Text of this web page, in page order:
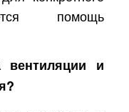
помощь
вентиляции и